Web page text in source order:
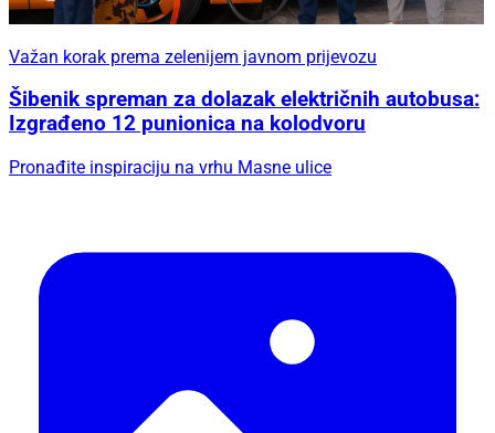
Važan korak prema zelenijem javnom prijevozu
Šibenik spreman za dolazak električnih autobusa:
Izgrađeno 12 punionica na kolodvoru
Pronađite inspiraciju na vrhu Masne ulice